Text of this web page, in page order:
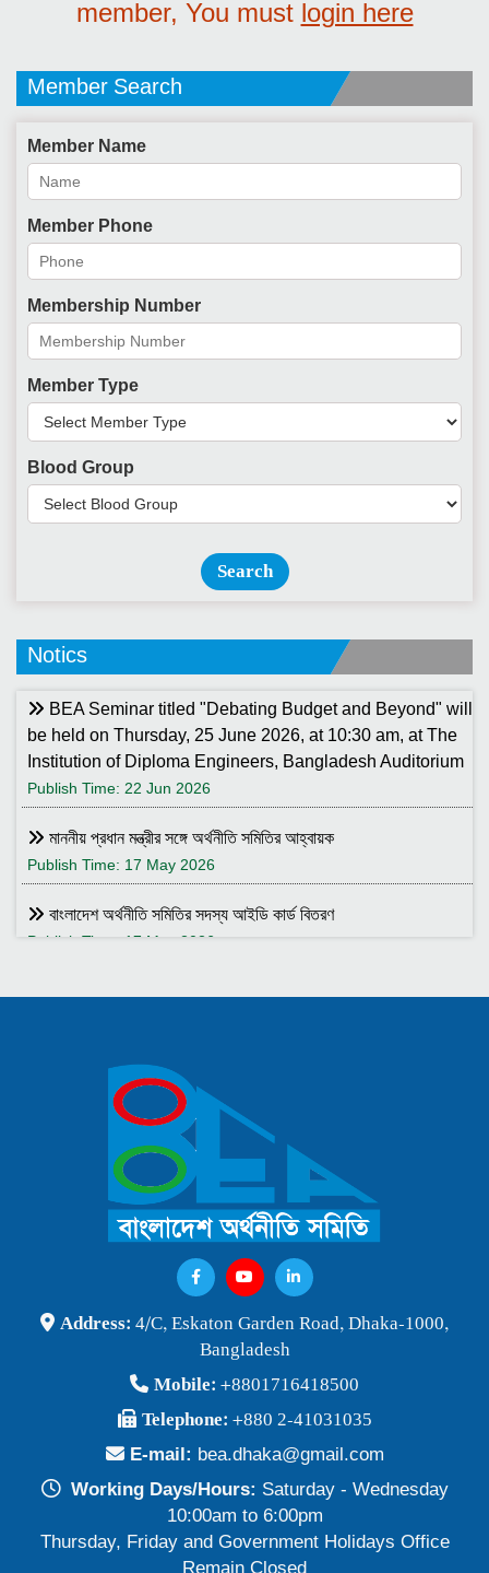
member, You must login here
Member Search
Member Name
Member Phone
Membership Number
Member Type
Blood Group
Search
Notics
BEA Seminar titled "Debating Budget and Beyond" will
be held on Thursday, 25 June 2026, at 10:30 am, at The
Institution of Diploma Engineers, Bangladesh Auditorium
Publish Time: 22 Jun 2026
মাননীয় প্রধান মন্ত্রীর সঙ্গে অর্থনীতি সমিতির আহ্বায়ক
Publish Time: 17 May 2026
বাংলাদেশ অর্থনীতি সমিতির সদস্য আইডি কার্ড বিতরণ
Publish Time: 17 May 2026
Publish Time: 25 Jan 2026
বাংলাদেশ অর্থনীতি সমিতি ও জগন্নাথ বিশ্ববিদ্যালয় যৌথ আয়োজনে
লোকবক্তৃা ২১ জানুয়ারি ২০২৬
Publish Time: 16 Jan 2026
বেগম খালেদা জিয়ার মৃত্যুতে বাংলাদেশ অর্থনীতি সমিতি গভীরভাবে শোকাহত
BEA Seminar 2025 "Debating Budget and Beyond" 21
June 2025, at 10:00 am, at the CIRDAP Auditorium
Publish Time: 16 Jun 2025
Publish Time: 19 May 2024
প্রাথমিক প্রার্থী তালিকা বাংলাদেশ অর্থনীতি সমিতি নির্বাচন-২০২৪
Publish Time: 17 May 2024
বাংলাদেশ অর্থনীতি সমিতির সদস্যপদ নবায়ন ও নতুন সদস্য অন্তর্ভুক্তি প্রসঙ্গে
Address: 4/C, Eskaton Garden Road, Dhaka-1000,
Bangladesh
Mobile: +8801716418500
Telephone: +880 2-41031035
E-mail: bea.dhaka@gmail.com
Working Days/Hours: Saturday - Wednesday
10:00am to 6:00pm
Thursday, Friday and Government Holidays Office
Remain Closed